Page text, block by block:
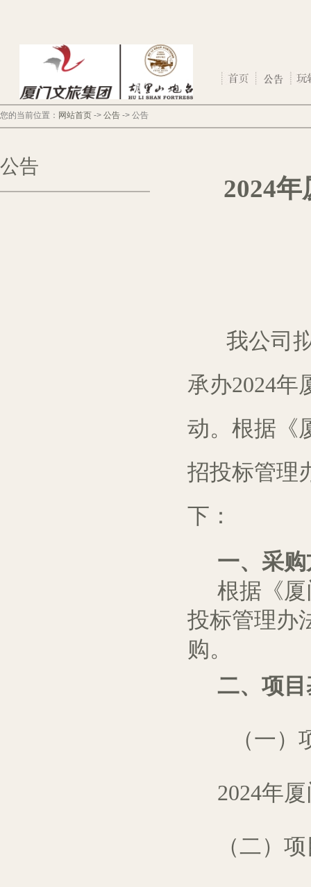
您的当前位置： 网站首页 -> 公告 -> 公告
公告
2024
我公司
承办2024年
动。根据《
招投标管理
下：
一、采
根据《
投标管理办
购。
二、 项
（一
2024年
（二） 项